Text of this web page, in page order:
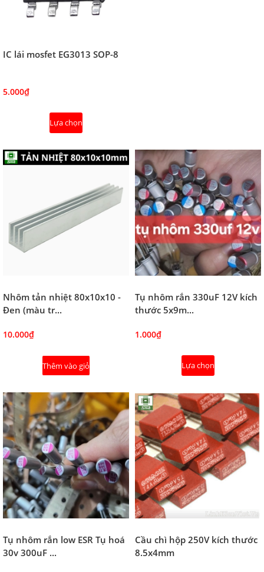
IC lái mosfet EG3013 SOP-8
5.000₫
Lựa chọn
Nhôm tản nhiệt 80x10x10 -
Đen (màu tr...
10.000₫
Thêm vào giỏ
Tụ nhôm rắn 330uF 12V kích
thước 5x9m...
1.000₫
Lựa chọn
Tụ nhôm rắn low ESR Tụ hoá
30v 300uF ...
Cầu chì hộp 250V kích thước
8.5x4mm